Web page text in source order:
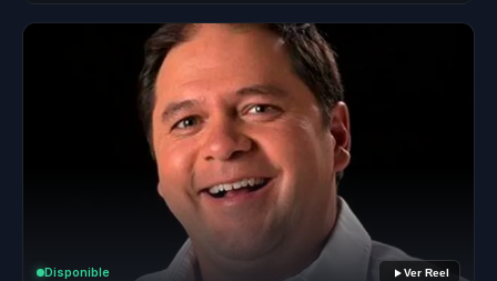
Disponible Ver Reel